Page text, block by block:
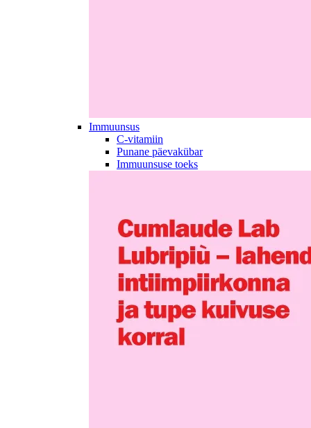
Immuunsus
C-vitamiin
Punane päevakübar
Immuunsuse toeks